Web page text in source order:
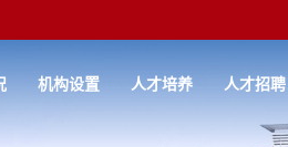
机构设置 人才培养 人才招聘